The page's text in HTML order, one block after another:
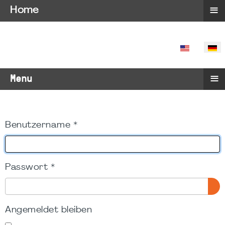
SPRACHE
Menu ≡
Benutzername *
Passwort *
Angemeldet bleiben
Home ≡